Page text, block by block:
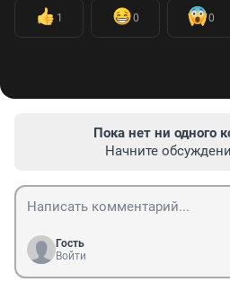
1 0 0
Пока нет ни одного
Начните
Гость
Войти